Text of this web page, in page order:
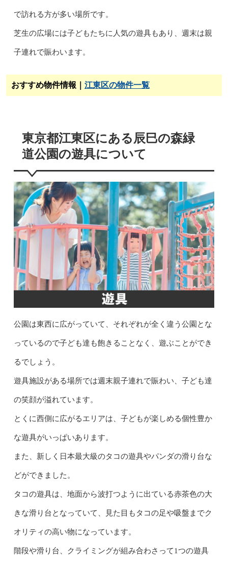
で訪れる方が多い場所です。
芝生の広場には子どもたちに人気の遊具もあり、週末は親
子連れで賑わいます。
おすすめ物件情報｜ 江東区の物件一覧
東京都江東区にある辰巳の森緑
道公園の遊具について
公園は東西に広がっていて、それぞれが全く違う公園とな
っているので子ども達も飽きることなく、遊ぶことができ
るでしょう。
遊具施設がある場所では週末親子連れで賑わい、子ども達
の笑顔が溢れています。
とくに西側に広がるエリアは、子どもが楽しめる個性豊か
な遊具がいっぱいあります。
また、新しく日本最大級のタコの遊具やパンダの滑り台な
どができました。
タコの遊具は、地面から波打つように出ている赤茶色の大
きな滑り台となっていて、見た目もタコの足や吸盤までク
オリティの高い物になっています。
階段や滑り台、クライミングが組み合わさって1つの遊具